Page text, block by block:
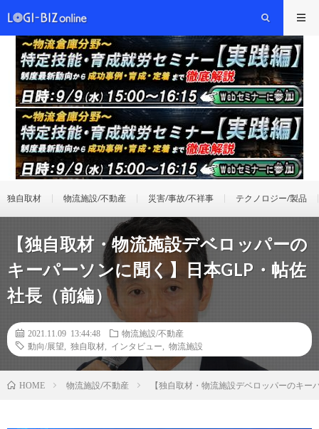
独自取材 物流施設/不動産 災害/事故/不祥事 テクノロジー/製品
【独自取材・物流施設デベロッパーの
キーパーソンに聞く】日本GLP・帖佐
社長（前編）
2021.11.09 13:44:48
物流施設/不動産
動向/展望
独自取材 インタビュー 物流施設
HOME 物流施設/不動産 【独自取材・物流施設デベロッパーのキ